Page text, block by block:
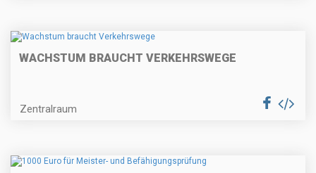
WACHSTUM BRAUCHT VERKEHRSWEGE
Zentralraum